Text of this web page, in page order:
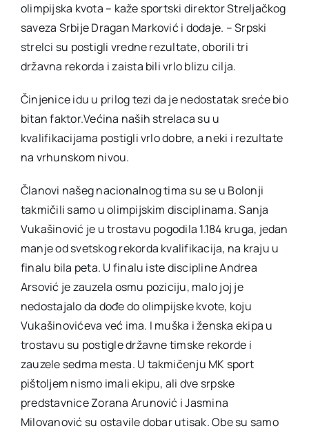
olimpijska kvota – kaže sportski direktor Streljačkog
saveza Srbije Dragan Marković i dodaje. – Srpski
strelci su postigli vredne rezultate, oborili tri
državna rekorda i zaista bili vrlo blizu cilja.
Činjenice idu u prilog tezi da je nedostatak sreće bio
bitan faktor.Većina naših strelaca su u
kvalifikacijama postigli vrlo dobre, a neki i rezultate
na vrhunskom nivou.
Članovi našeg nacionalnog tima su se u Bolonji
takmičili samo u olimpijskim disciplinama. Sanja
Vukašinović je u trostavu pogodila 1.184 kruga, jedan
manje od svetskog rekorda kvalifikacija, na kraju u
finalu bila peta. U finalu iste discipline Andrea
Arsović je zauzela osmu poziciju, malo joj je
nedostajalo da dođe do olimpijske kvote, koju
Vukašinovićeva već ima. I muška i ženska ekipa u
trostavu su postigle državne timske rekorde i
zauzele sedma mesta. U takmičenju MK sport
pištoljem nismo imali ekipu, ali dve srpske
predstavnice Zorana Arunović i Jasmina
Milovanović su ostavile dobar utisak. Obe su samo